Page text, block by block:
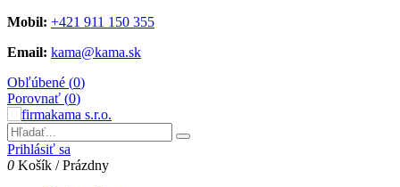
Mobil: +421 911 150 355
Email: kama@kama.sk
Obľúbené (0)
Porovnať (0)
Prihlásiť sa
0 Košík /Prázdny